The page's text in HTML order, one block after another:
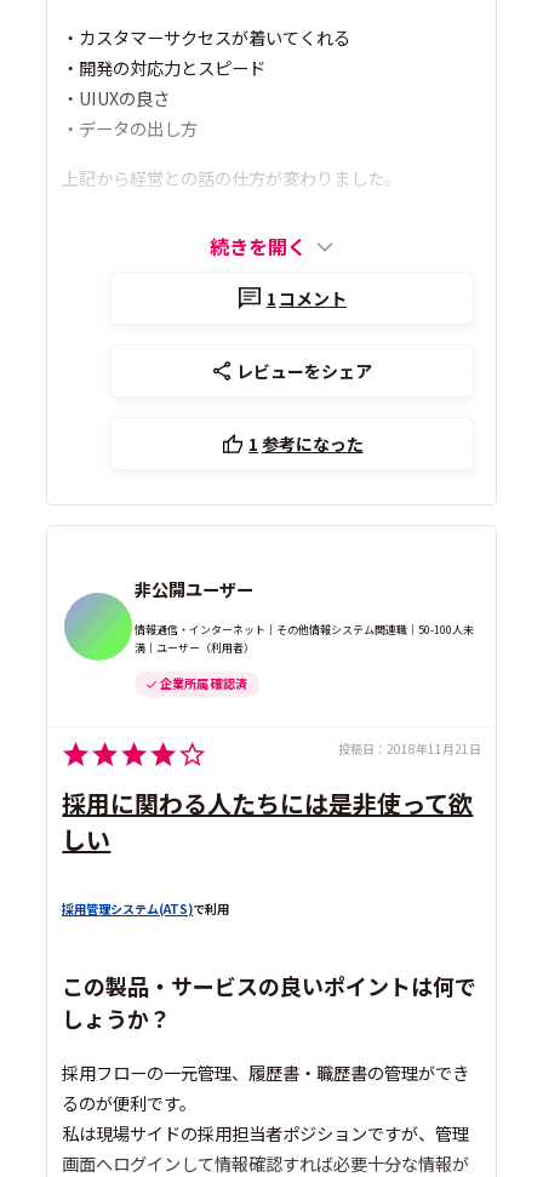
・カスタマーサクセスが着いてくれる
・開発の対応力とスピード
・UIUXの良さ
・データの出し方
上記から経営との話の仕方が変わりました。
続きを開く
1 コメント
レビューをシェア
1 参考になった
非公開ユーザー
情報通信・インターネット｜その他情報システム関連職｜50-100人未
満｜ユーザー（利用者）
企業所属 確認済
投稿日： 2018年11月21日
採用に関わる人たちには是非使って欲
しい
採用管理システム(ATS)で利用
この製品・サービスの良いポイントは何で
しょうか？
採用フローの一元管理、履歴書・職歴書の管理ができ
るのが便利です。
私は現場サイドの採用担当者ポジションですが、管理
画面へログインして情報確認すれば必要十分な情報が